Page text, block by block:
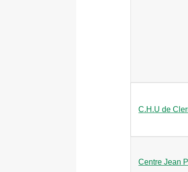
C.H.U de
Centre Jean